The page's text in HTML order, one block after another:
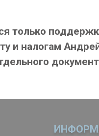
только
и налогам